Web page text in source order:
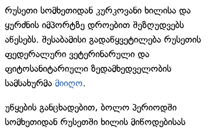
რუსეთი სომხეთიდან კურკოვანი ხილისა და
ყურძნის იმპორტზე დროებით შეზღუდვებს
აწესებს. შესაბამისი გადაწყვეტილება რუსეთის
ფედერალური ვეტერინარული და
ფიტოსანიტარიული ზედამხედველობის
სამსახურმა მიიღო.
უწყების განცხადებით, ბოლო პერიოდში
სომხეთიდან რუსეთში ხილის მიწოდებისას